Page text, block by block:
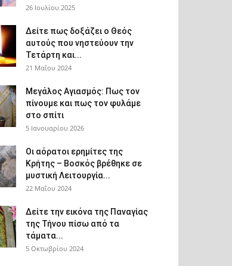
26 Ιουλίου 2025
Δείτε πως δοξάζει ο Θεός
αυτούς που νηστεύουν την
Τετάρτη και...
21 Μαΐου 2024
Μεγάλος Αγιασμός: Πως τον
πίνουμε και πως τον φυλάμε
στο σπίτι
5 Ιανουαρίου 2026
Οι αόρατοι ερημίτες της
Κρήτης – Βοσκός βρέθηκε σε
μυστική Λειτουργία...
22 Μαΐου 2024
Δείτε την εικόνα της Παναγίας
της Τήνου πίσω από τα
τάματα...
5 Οκτωβρίου 2024